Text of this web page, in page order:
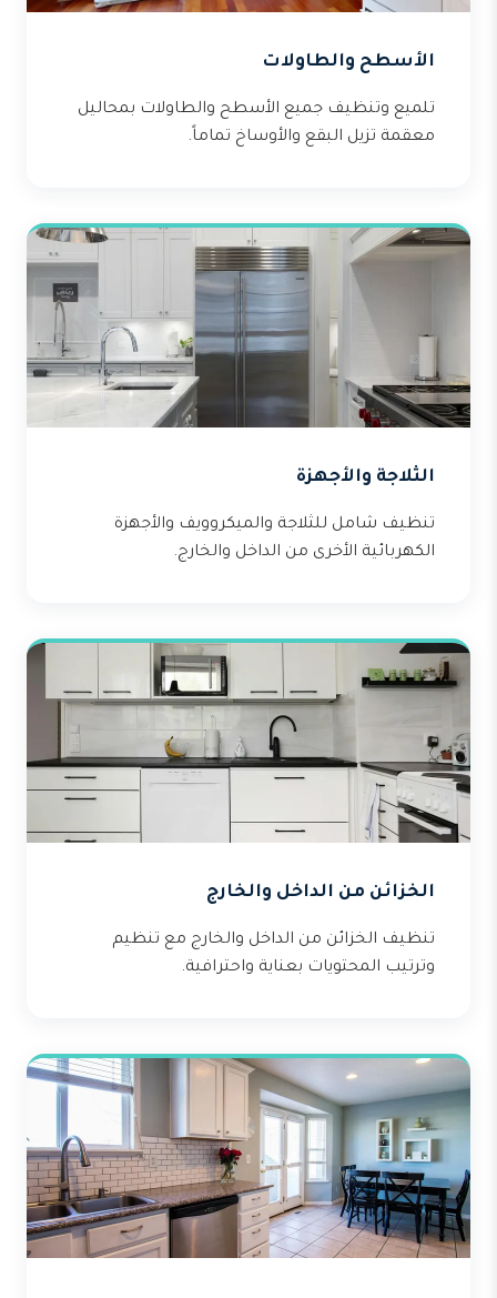
الأسطح والطاولات
تلميع وتنظيف جميع الأسطح والطاولات بمحاليل
معقمة تزيل البقع والأوساخ تماماً.
الثلاجة والأجهزة
تنظيف شامل للثلاجة والميكروويف والأجهزة
الكهربائية الأخرى من الداخل والخارج.
الخزائن من الداخل والخارج
تنظيف الخزائن من الداخل والخارج مع تنظيم
وترتيب المحتويات بعناية واحترافية.